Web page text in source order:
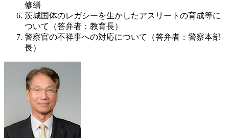
修繕
茨城国体のレガシーを生かしたアスリートの育成等に
ついて（答弁者：教育長）
警察官の不祥事への対応について（答弁者：警察本部
長）